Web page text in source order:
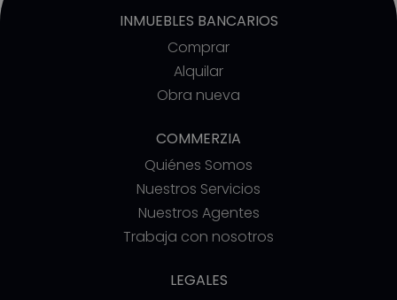
INMUEBLES BANCARIOS
Comprar
Alquilar
Obra nueva
COMMERZIA
Quiénes Somos
Nuestros Servicios
Nuestros Agentes
Trabaja con nosotros
LEGALES